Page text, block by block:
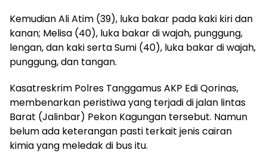
Kemudian Ali Atim (39), luka bakar pada kaki kiri dan
kanan; Melisa (40), luka bakar di wajah, punggung,
lengan, dan kaki serta Sumi (40), luka bakar di wajah,
punggung, dan tangan.
Kasatreskrim Polres Tanggamus AKP Edi Qorinas,
membenarkan peristiwa yang terjadi di jalan lintas
Barat (Jalinbar) Pekon Kagungan tersebut. Namun
belum ada keterangan pasti terkait jenis cairan
kimia yang meledak di bus itu.